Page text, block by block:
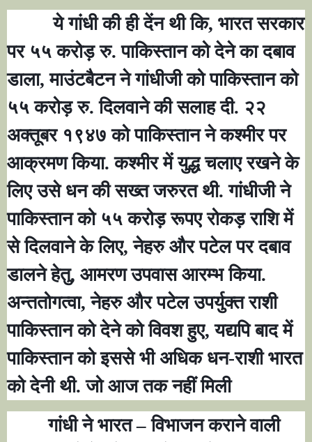
ये गांधी की ही देंन थी कि, भारत सरकार
पर ५५ करोड़ रु. पाकिस्तान को देने का दबाव
डाला,माउंटबैटन ने गांधीजी को पाकिस्तान को
५५ करोड़ रु. दिलवाने की सलाह दी. २२
अक्तूबर १९४७ को पाकिस्तान ने कश्मीर पर
आक्रमण किया. कश्मीर में युद्ध चलाए रखने के
लिए उसे धन की सख्त जरुरत थी. गांधीजी ने
पाकिस्तान को ५५ करोड़ रूपए रोकड़ राशि में
से दिलवाने के लिए,नेहरु और पटेल पर दबाव
डालने हेतु, आमरण उपवास आरम्भ किया.
अन्ततोगत्वा,नेहरु और पटेल उपर्युक्त राशी
पाकिस्तान को देने को विवश हुए,यद्यपि बाद में
पाकिस्तान को इससे भी अधिक धन-राशी भारत
को देनी थी. जो आज तक नहीं मिली
गांधी ने भारत–विभाजन कराने वाली